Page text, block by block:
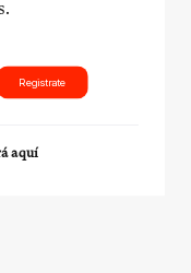
Registrate
aquí